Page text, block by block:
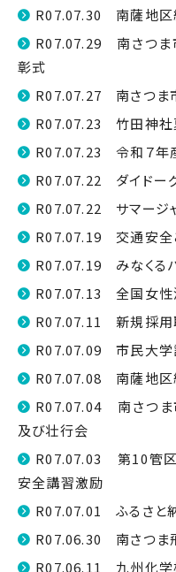
R07.07.30 南薩地区
R07.07.29 南さつま
彰式
R07.07.27 南さつま
R07.07.23 竹田神社
R07.07.23 令和７年
R07.07.22 ダイドー
R07.07.22 サマージ
R07.07.19 交通安全
R07.07.19 みなくる
R07.07.13 全国女性
R07.07.11 新規採用
R07.07.09 市民大学
R07.07.08 南薩地区
R07.07.04 南さつ
及び壮行会
R07.07.03 第10管区
安全講習激励
R07.07.01 ふるさと
R07.06.30 南さつま
R07.06.11 九州化学